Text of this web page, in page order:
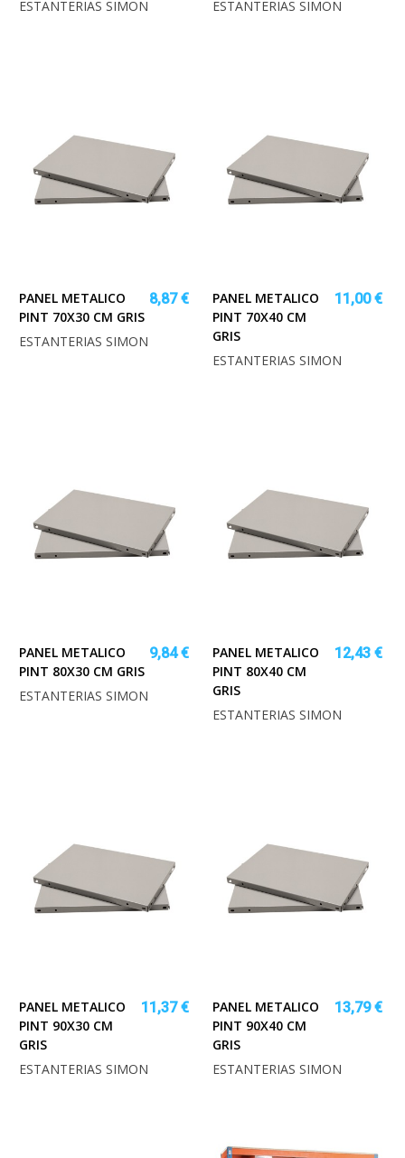
ESTANTERIAS SIMON ESTANTERIAS SIMON
PANEL METALICO
PINT 70X30 CM GRIS
8,87 €
ESTANTERIAS SIMON
PANEL METALICO
PINT 70X40 CM
GRIS
11,00 €
ESTANTERIAS SIMON
PANEL METALICO
PINT 80X30 CM GRIS
9,84 €
ESTANTERIAS SIMON
PANEL METALICO
PINT 80X40 CM
GRIS
12,43 €
ESTANTERIAS SIMON
PANEL METALICO
PINT 90X30 CM
GRIS
11,37 €
ESTANTERIAS SIMON
PANEL METALICO
PINT 90X40 CM
GRIS
13,79 €
ESTANTERIAS SIMON